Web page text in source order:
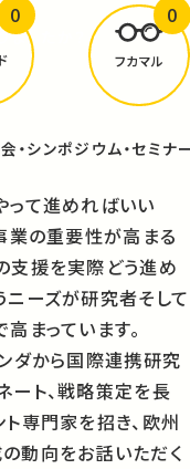
ましたか？
0
フカマル
0
・シンポジウム・セミナ
って進めればいい
業の重要性が高まる
支援を実際どう進め
ニーズが研究者そして
まっています。
ダから国際連携研究
ート、戦略策定を長
専門家を招き、欧州
動向をお話いただく